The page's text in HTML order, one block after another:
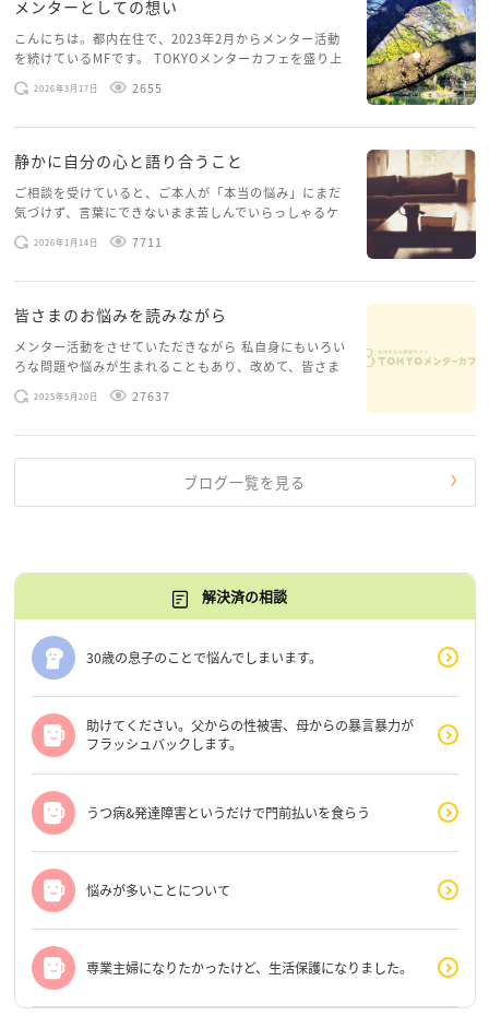
い。
まずは、ぬーこさん自身が信頼できる相談先（カウン
セラー、自治体の女性相談、支援機関など）を確保し
ながら、お子さんたちが安心して成長できる環境を少
メンターとしての想い
こんにちは。都内在住で、2023年2月からメンター活動
を続けているMFです。 TOKYOメンターカフェを盛り上
げたいという想いから、勇気を出して初めてブログを投
稿してみようと思います。少し自分のことを書いてみま
2026年3月17日 2655
静かに自分の心と語り合うこと
ご相談を受けていると、ご本人が「本当の悩み」にまだ
気づけず、言葉にできないまま苦しんでいらっしゃるケ
ースがありますお悩みというのは、心の深いところ（深
層心理）に触れることで、まったく違う角度から解決の
2026年1月14日 7711
皆さまのお悩みを読みながら
メンター活動をさせていただきながら 私自身にもいろい
ろな問題や悩みが生まれることもあり、改めて、皆さま
のお悩みを読みながら 「みんな、もがいてる。わたし
だけじゃないんだな」と、逆に励まされるような日々で
2025年5月20日 27637
ブログ一覧を見る
解決済の相談
30歳の息子のことで悩んでしまいます。
助けてください。父からの性被害、母からの暴言暴力が
フラッシュバックします。
うつ病&発達障害というだけで門前払いを食らう
悩みが多いことについて
専業主婦になりたかったけど、生活保護になりました。